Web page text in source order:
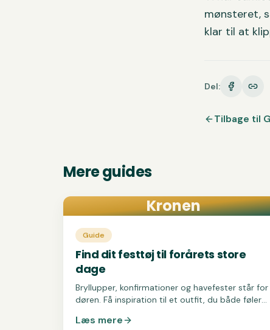
mønsteret,
klar til at
Del:
Tilbage til
Mereguides
Kronen
Guide
Find dit festtøj til forårets store
dage
Bryllupper, konfirmationer og havefester står for
døren. Få inspiration til et outfit, du både føler
Læs mere